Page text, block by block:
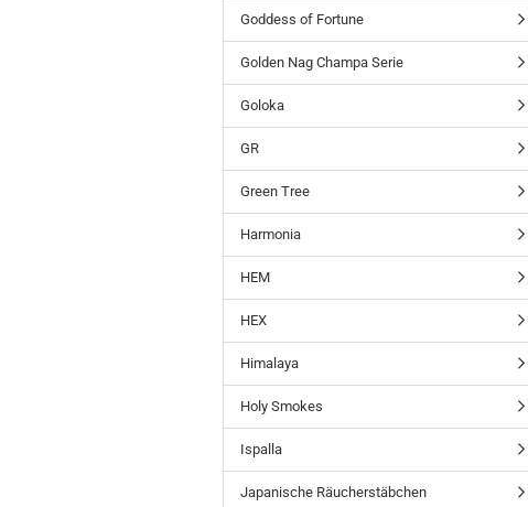
Goddess of Fortune
Golden Nag Champa Serie
Goloka
GR
Green Tree
Harmonia
HEM
HEX
Himalaya
Holy Smokes
Ispalla
Japanische Räucherstäbchen